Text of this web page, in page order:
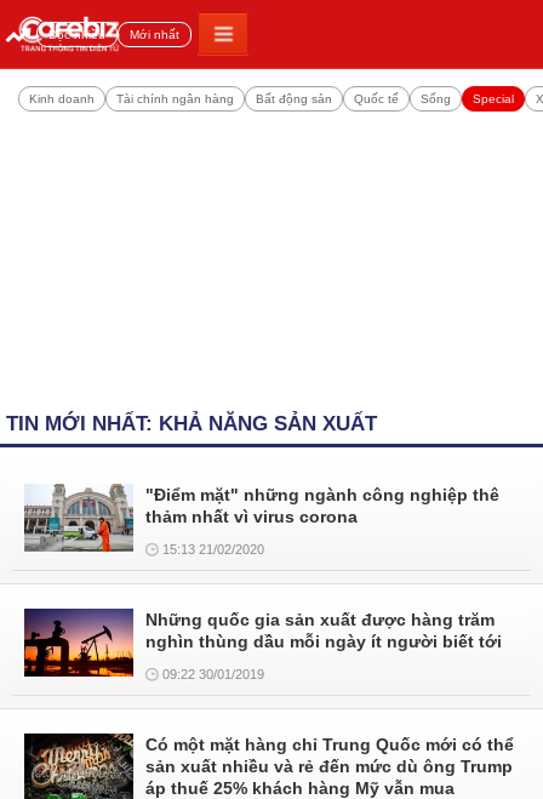
Đọc nhiều Mới nhất
Kinh doanh Tài chính ngân hàng Bất động sản Quốc tế Sống Special
TIN MỚI NHẤT: KHẢ NĂNG SẢN XUẤT
"Điểm mặt" những ngành công nghiệp thê
thảm nhất vì virus corona
15:13 21/02/2020
Những quốc gia sản xuất được hàng trăm
nghìn thùng dầu mỗi ngày ít người biết tới
09:22 30/01/2019
Có một mặt hàng chỉ Trung Quốc mới có thể
sản xuất nhiều và rẻ đến mức dù ông Trump
áp thuế 25% khách hàng Mỹ vẫn mua